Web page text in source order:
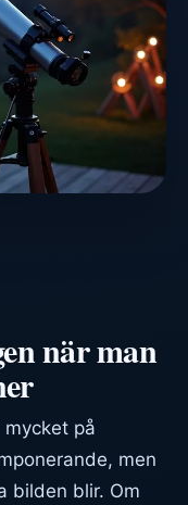
när man
på
men
bilden blir. Om